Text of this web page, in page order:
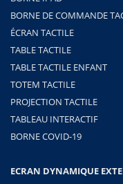
BORNE DE COMMANDE
ÉCRAN TACTILE
TABLE TACTILE
TABLE TACTILE ENFANT
TOTEM TACTILE
PROJECTION TACTILE
TABLEAU INTERACTIF
BORNE COVID-19
ECRAN DYNAMIQUE